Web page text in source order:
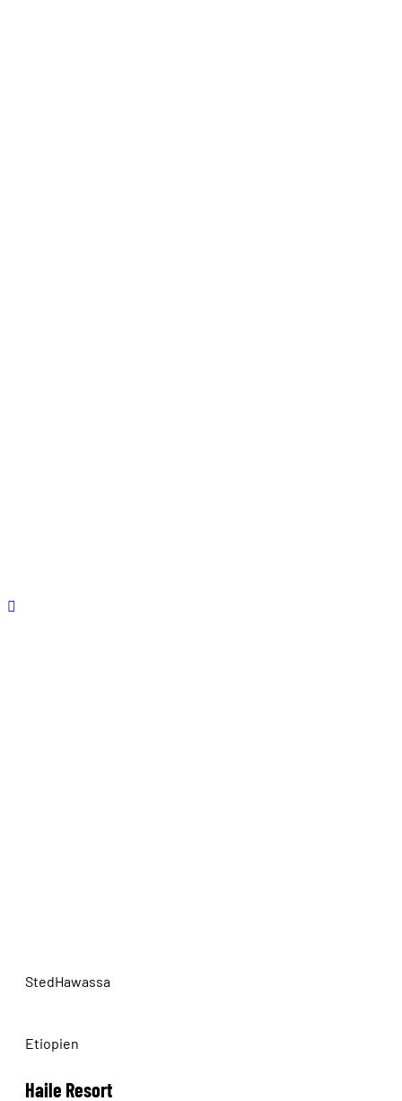
StedHawassa
Etiopien
Haile Resort